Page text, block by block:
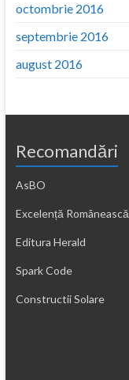
octombrie 2016
septembrie 2016
august 2016
Recomandări
AsBO
Excelență Românească
Editura Herald
Spark Code
Constructii Solare